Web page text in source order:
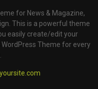
for News & Magazine,
This is a powerful theme
easily create/edit your
Theme for every